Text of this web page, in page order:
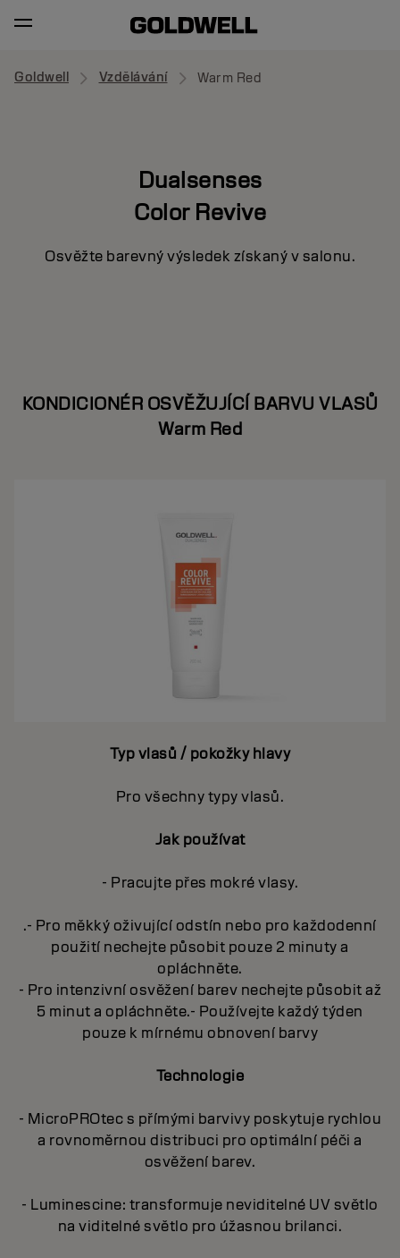
Goldwell Vzdělávání Warm Red
Dualsenses
Color Revive
Osvěžte barevný výsledek získaný v salonu.
KONDICIONÉR OSVĚŽUJÍCÍ BARVU VLASŮ
Warm Red
Typ vlasů / pokožky hlavy
Pro všechny typy vlasů.
Jak používat
- Pracujte přes mokré vlasy.
.- Pro měkký oživující odstín nebo pro každodenní
použití nechejte působit pouze 2 minuty a
opláchněte.
- Pro intenzivní osvěžení barev nechejte působit až
5 minut a opláchněte.- Používejte každý týden
pouze k mírnému obnovení barvy
Technologie
- MicroPROtec s přímými barvivy poskytuje rychlou
a rovnoměrnou distribuci pro optimální péči a
osvěžení barev.
- Luminescine: transformuje neviditelné UV světlo
na viditelné světlo pro úžasnou brilanci.